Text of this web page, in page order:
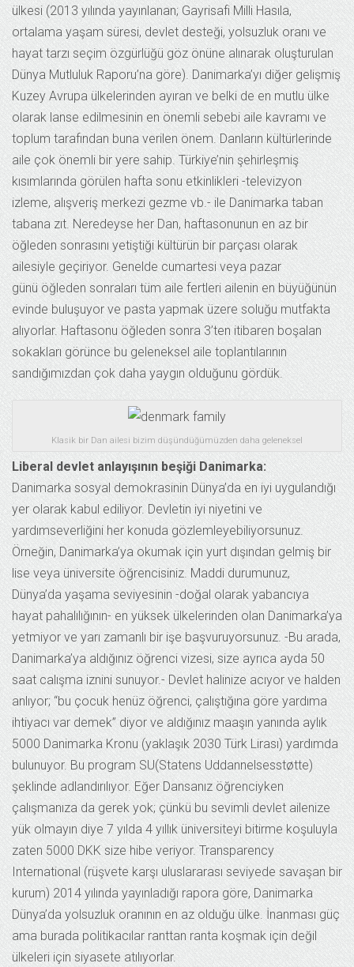
ülkesi (2013 yılında yayınlanan; Gayrisafi Milli Hasıla,
ortalama yaşam süresi, devlet desteği, yolsuzluk oranı ve
hayat tarzı seçim özgürlüğü göz önüne alınarak oluşturulan
Dünya Mutluluk Raporu’na göre). Danimarka’yı diğer gelişmiş
Kuzey Avrupa ülkelerinden ayıran ve belki de en mutlu ülke
olarak lanse edilmesinin en önemli sebebi aile kavramı ve
toplum tarafından buna verilen önem. Danların kültürlerinde
aile çok önemli bir yere sahip. Türkiye’nin şehirleşmiş
kısımlarında görülen hafta sonu etkinlikleri -televizyon
izleme, alışveriş merkezi gezme vb.- ile Danimarka taban
tabana zıt. Neredeyse her Dan, haftasonunun en az bir
öğleden sonrasını yetiştiği kültürün bir parçası olarak
ailesiyle geçiriyor. Genelde cumartesi veya pazar
günü öğleden sonraları tüm aile fertleri ailenin en büyüğünün
evinde buluşuyor ve pasta yapmak üzere soluğu mutfakta
alıyorlar. Haftasonu öğleden sonra 3’ten itibaren boşalan
sokakları görünce bu geleneksel aile toplantılarının
sandığımızdan çok daha yaygın olduğunu gördük.
Klasik bir Dan ailesi bizim düşündüğümüzden daha geleneksel
Liberal devlet anlayışının beşiği Danimarka:
Danimarka sosyal demokrasinin Dünya’da en iyi uygulandığı
yer olarak kabul ediliyor. Devletin iyi niyetini ve
yardımseverliğini her konuda gözlemleyebiliyorsunuz.
Örneğin, Danimarka’ya okumak için yurt dışından gelmiş bir
lise veya üniversite öğrencisiniz. Maddi durumunuz,
Dünya’da yaşama seviyesinin -doğal olarak yabancıya
hayat pahalılığının- en yüksek ülkelerinden olan Danimarka’ya
yetmiyor ve yarı zamanlı bir işe başvuruyorsunuz. -Bu arada,
Danimarka’ya aldığınız öğrenci vizesi, size ayrıca ayda 50
saat calışma iznini sunuyor.- Devlet halinize acıyor ve halden
anlıyor; “bu çocuk henüz öğrenci, çalıştığına göre yardıma
ihtiyacı var demek” diyor ve aldığınız maaşın yanında aylık
5000 Danimarka Kronu (yaklaşık 2030 Türk Lirası) yardımda
bulunuyor. Bu program SU(Statens Uddannelsesstøtte)
şeklinde adlandırılıyor. Eğer Dansanız öğrenciyken
çalışmanıza da gerek yok; çünkü bu sevimli devlet ailenize
yük olmayın diye 7 yılda 4 yıllık üniversiteyi bitirme koşuluyla
zaten 5000 DKK size hibe veriyor. Transparency
International (rüşvete karşı uluslararası seviyede savaşan bir
kurum) 2014 yılında yayınladığı rapora göre, Danimarka
Dünya’da yolsuzluk oranının en az olduğu ülke. İnanması güç
ama burada politikacılar ranttan ranta koşmak için değil
ülkeleri için siyasete atılıyorlar.